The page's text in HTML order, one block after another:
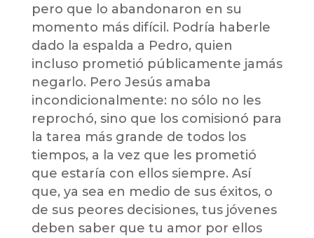
pero que lo abandonaron en su
momento más difícil. Podría haberle
dado la espalda a Pedro, quien
incluso prometió públicamente jamás
negarlo. Pero Jesús amaba
incondicionalmente: no sólo no les
reprochó, sino que los comisionó para
la tarea más grande de todos los
tiempos, a la vez que les prometió
que estaría con ellos siempre. Así
que, ya sea en medio de sus éxitos, o
de sus peores decisiones, tus jóvenes
deben saber que tu amor por ellos